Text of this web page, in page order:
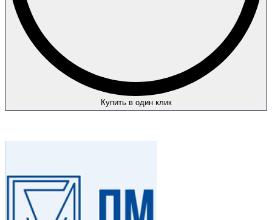
Купить в один клик